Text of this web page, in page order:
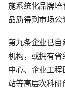
施系统化品牌培
品质得到市场公
第九条企业已
机构，或拥有省
中心、企业工
站等高层次科